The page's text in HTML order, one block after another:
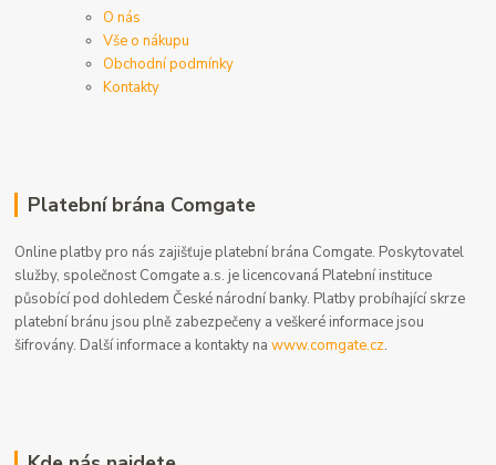
O nás
Vše o nákupu
Obchodní podmínky
Kontakty
Platební brána Comgate
Online platby pro nás zajišťuje platební brána Comgate. Poskytovatel
služby, společnost Comgate a.s. je licencovaná Platební instituce
působící pod dohledem České národní banky. Platby probíhající skrze
platební bránu jsou plně zabezpečeny a veškeré informace jsou
šifrovány. Další informace a kontakty nawww.comgate.cz.